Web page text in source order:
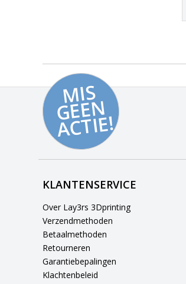
MI
S
G
E
E
N
A
C
TI
E!
KLANTENSERVICE
Over Lay3rs 3Dprinting
Verzendmethoden
Betaalmethoden
Retourneren
Garantiebepalingen
Klachtenbeleid